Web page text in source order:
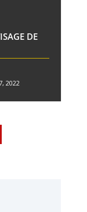
DE
2022